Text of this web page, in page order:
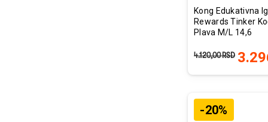
Kong Edukativna
Rewards Tinker
Plava M/L 14,6
4.120,00RSD
-20%